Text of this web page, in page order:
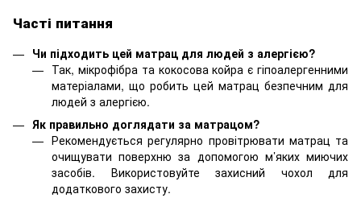
Часті питання
Чи підходить цей матрац для людей з алергією?
Так, мікрофібра та кокосова койра є гіпоалергенними
матеріалами, що робить цей матрац безпечним для
людей з алергією.
Як правильно доглядати за матрацом?
Рекомендується регулярно провітрювати матрац та
очищувати поверхню за допомогою м’яких миючих
засобів. Використовуйте захисний чохол для
додаткового захисту.